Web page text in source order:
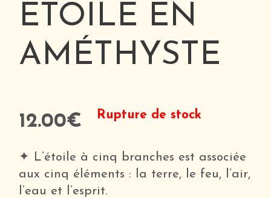
ETOILE EN
AMÉTHYSTE
12.00€ Rupture de stock
✦ L’étoile à cinq branches est associée
aux cinq éléments : la terre, le feu, l’air,
l’eau et l’esprit.